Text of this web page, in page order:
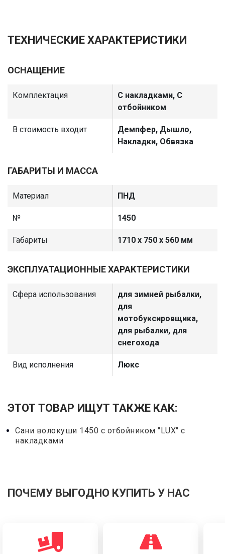
ТЕХНИЧЕСКИЕ ХАРАКТЕРИСТИКИ
ОСНАЩЕНИЕ
Комплектация
С накладками, С
отбойником
В стоимость входит
Демпфер, Дышло,
Накладки, Обвязка
ГАБАРИТЫ И МАССА
Материал ПНД
№ 1450
Габариты 1710 х 750 х 560 мм
ЭКСПЛУАТАЦИОННЫЕ ХАРАКТЕРИСТИКИ
Сфера использования
для зимней рыбалки,
для
мотобуксировщика,
для рыбалки, для
снегохода
Вид исполнения Люкс
ЭТОТ ТОВАР ИЩУТ ТАКЖЕ КАК:
Сани волокуши 1450 с отбойником "LUX" с
накладками
ПОЧЕМУ ВЫГОДНО КУПИТЬ У НАС